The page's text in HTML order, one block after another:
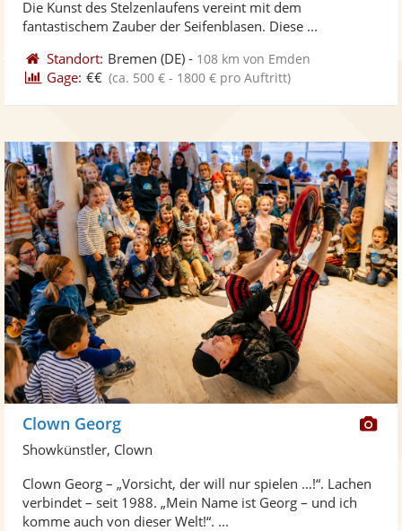
Die Kunst des Stelzenlaufens vereint mit dem
fantastischem Zauber der Seifenblasen. Diese ...
Standort: Bremen (DE) - 108 km von Emden
Gage: €€ (ca. 500 € - 1800 € pro Auftritt)
Clown Georg
Showkünstler, Clown
Clown Georg – „Vorsicht, der will nur spielen …!“. Lachen
verbindet – seit 1988. „Mein Name ist Georg – und ich
komme auch von dieser Welt!“. ...